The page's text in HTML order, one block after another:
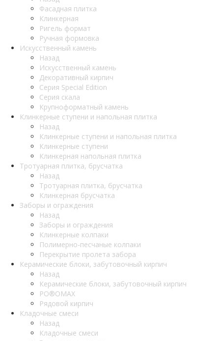
Фасадная плитка
Клинкерная
Ригель формат
Ручная формовка
Искусственный камень
Назад
Искусственный камень
Декоративный кирпич
Серия Special Edition
Серия скала
Крупноформатный камень
Клинкерные ступени и напольная плитка
Назад
Клинкерные ступени и напольная плитка
Клинкерные ступени
Клинкерная напольная плитка
Тротуарная плитка, брусчатка
Назад
Тротуарная плитка, брусчатка
Клинкерная брусчатка
Заборы и ограждения
Назад
Заборы и ограждения
Клинкерные колпаки
Полимерно-песчаные колпаки
Перекрытие пролета забора
Керамические блоки, забутовочный кирпич
Назад
Керамические блоки, забутовочный кирпич
PO®OMAX
Рядовой кирпич
Кладочные смеси
Назад
Кладочные смеси